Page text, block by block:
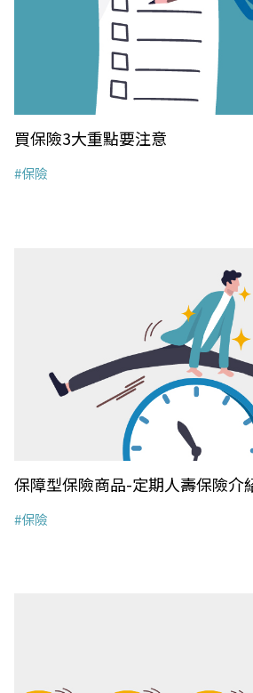
買保險3大重點要注意
#保險
保障型保險商品-定期人壽保險介
#保險